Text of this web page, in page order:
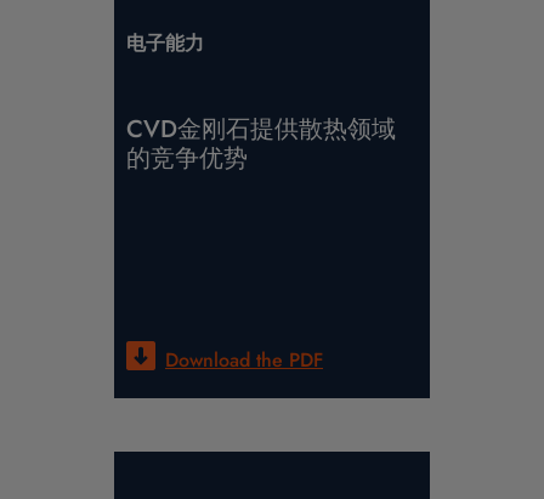
电子能力
CVD金刚石提供散热领域
的竞争优势
Download the PDF